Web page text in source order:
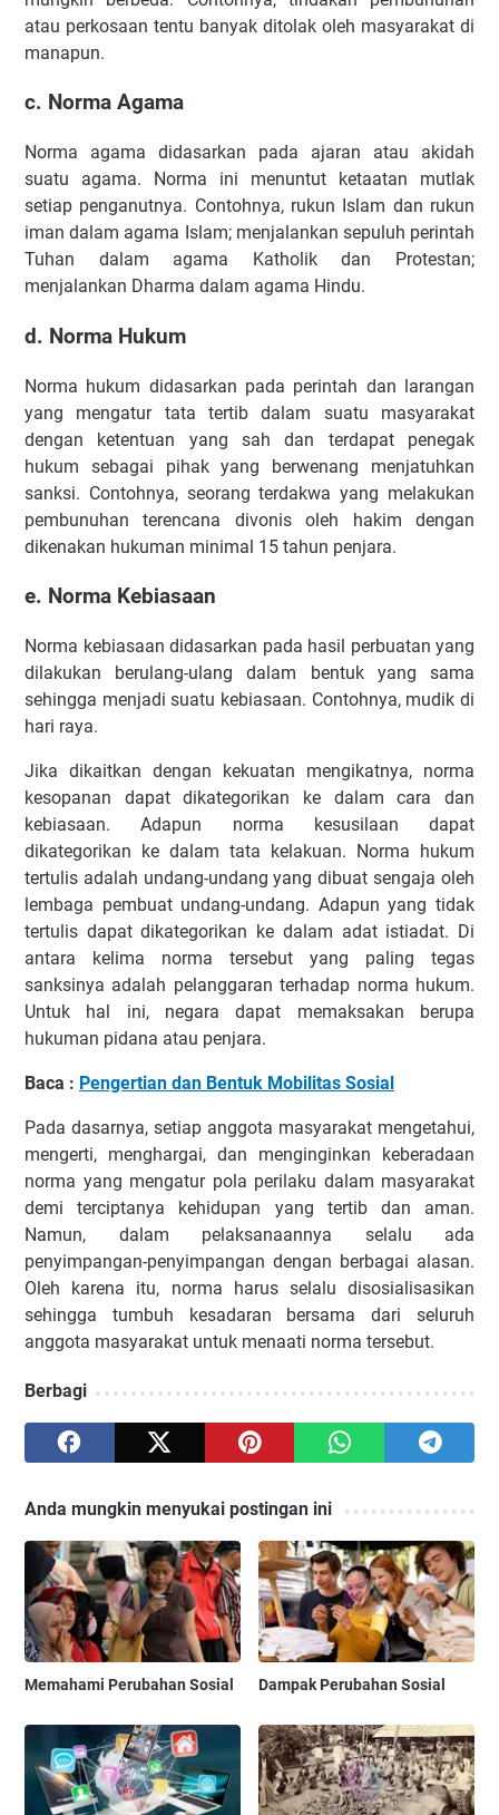
atau perkosaan tentu banyak ditolak oleh masyarakat di
manapun.
c. Norma Agama
Norma agama didasarkan pada ajaran atau akidah
suatu agama. Norma ini menuntut ketaatan mutlak
setiap penganutnya. Contohnya, rukun Islam dan rukun
iman dalam agama Islam; menjalankan sepuluh perintah
Tuhan dalam agama Katholik dan Protestan;
menjalankan Dharma dalam agama Hindu.
d. Norma Hukum
Norma hukum didasarkan pada perintah dan larangan
yang mengatur tata tertib dalam suatu masyarakat
dengan ketentuan yang sah dan terdapat penegak
hukum sebagai pihak yang berwenang menjatuhkan
sanksi. Contohnya, seorang terdakwa yang melakukan
pembunuhan terencana divonis oleh hakim dengan
dikenakan hukuman minimal 15 tahun penjara.
e. Norma Kebiasaan
Norma kebiasaan didasarkan pada hasil perbuatan yang
dilakukan berulang-ulang dalam bentuk yang sama
sehingga menjadi suatu kebiasaan. Contohnya, mudik di
hari raya.
Jika dikaitkan dengan kekuatan mengikatnya, norma
kesopanan dapat dikategorikan ke dalam cara dan
kebiasaan. Adapun norma kesusilaan dapat
dikategorikan ke dalam tata kelakuan. Norma hukum
tertulis adalah undang-undang yang dibuat sengaja oleh
lembaga pembuat undang-undang. Adapun yang tidak
tertulis dapat dikategorikan ke dalam adat istiadat. Di
antara kelima norma tersebut yang paling tegas
sanksinya adalah pelanggaran terhadap norma hukum.
Untuk hal ini, negara dapat memaksakan berupa
hukuman pidana atau penjara.
Baca : Pengertian dan Bentuk Mobilitas Sosial
Pada dasarnya, setiap anggota masyarakat mengetahui,
mengerti, menghargai, dan menginginkan keberadaan
norma yang mengatur pola perilaku dalam masyarakat
demi terciptanya kehidupan yang tertib dan aman.
Namun, dalam pelaksanaannya selalu ada
penyimpangan-penyimpangan dengan berbagai alasan.
Oleh karena itu, norma harus selalu disosialisasikan
sehingga tumbuh kesadaran bersama dari seluruh
anggota masyarakat untuk menaati norma tersebut.
Berbagi
Anda mungkin menyukai postingan ini
Memahami Perubahan Sosial Dampak Perubahan Sosial